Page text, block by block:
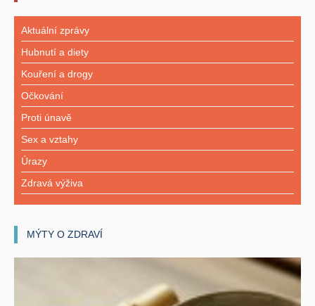
Aktuální zprávy
Hubnutí a diety
Kouření a drogy
Očkování
Proti únavě
Sex a vztahy
Úrazy
Zdravá výživa
MÝTY O ZDRAVÍ